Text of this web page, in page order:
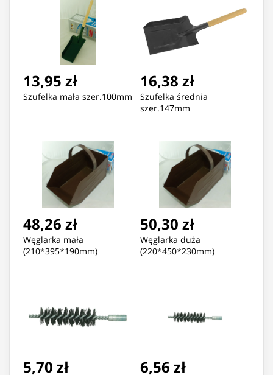
13,95 zł
Szufelka mała szer.100mm
16,38 zł
Szufelka średnia
szer.147mm
48,26 zł
Węglarka mała
(210*395*190mm)
50,30 zł
Węglarka duża
(220*450*230mm)
5,70 zł 6,56 zł